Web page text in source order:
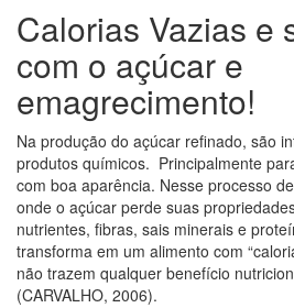
Calorias Vazias e
com o açúcar e
emagrecimento!
Na produção do açúcar refinado, são
produtos químicos. Principalmente
com boa aparência. Nesse processo
onde o açúcar perde suas
nutrientes, fibras, sais minerais e
transforma em um alimento com
não trazem qualquer benefício
(CARVALHO, 2006).